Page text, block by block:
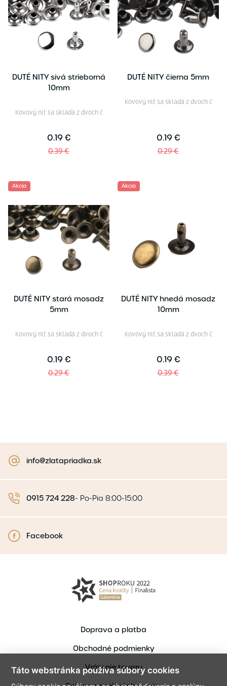
DUTÉ NITY sivá strieborná
10mm
Kovový nit sa skladá z dvoch č
0.19 €
0.39 €
DUTÉ NITY čierna 5mm
Kovový nit sa skladá z dvoch č
0.19 €
0.29 €
Akcia
DUTÉ NITY stará mosadz
5mm
Kovový nit sa skladá z dvoch č
0.19 €
0.29 €
Akcia
DUTÉ NITY hnedá mosadz
10mm
Kovový nit sa skladá z dvoch č
0.19 €
0.39 €
info@zlatapriadka.sk
0915 724 228- Po-Pia 8:00-15:00
Facebook
Doprava a platba
Obchodné podmienky
Vrátenie tovaru
Táto webstránka používa súbory cookies